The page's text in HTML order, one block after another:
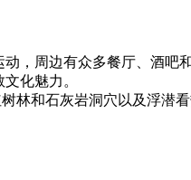
，周边有众多餐厅、酒吧和
化魅力。
林和石灰岩洞穴以及浮潜看